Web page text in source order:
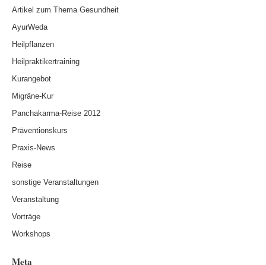
Artikel zum Thema Gesundheit
AyurWeda
Heilpflanzen
Heilpraktikertraining
Kurangebot
Migräne-Kur
Panchakarma-Reise 2012
Präventionskurs
Praxis-News
Reise
sonstige Veranstaltungen
Veranstaltung
Vorträge
Workshops
Meta